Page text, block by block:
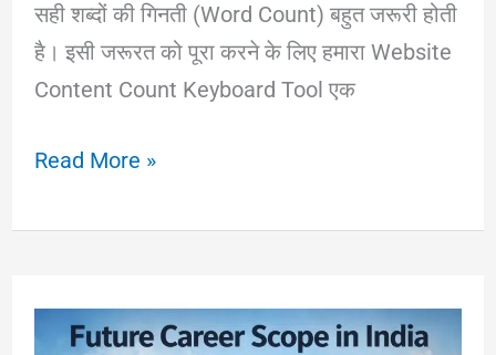
सही शब्दों की गिनती (Word Count) बहुत जरूरी होती
है। इसी जरूरत को पूरा करने के लिए हमारा Website
Content Count Keyboard Tool एक
Website
Count
Tool
Read More »